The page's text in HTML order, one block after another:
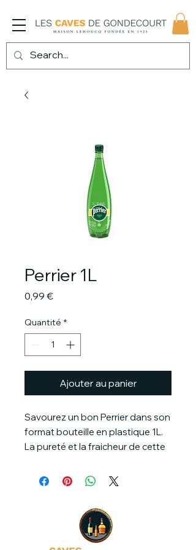
Perrier 1L
0,99 €Prix
Quantité *
Ajouter au panier
Savourez un bon Perrier dans son
format bouteille en plastique 1L.
La pureté et la fraicheur de cette
désaltérera par temps chaud, en